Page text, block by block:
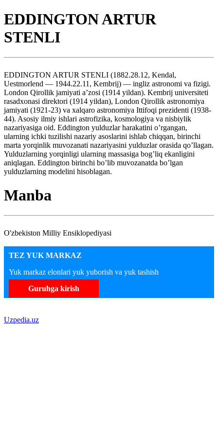
EDDINGTON ARTUR
STENLI
EDDINGTON ARTUR STENLI (1882.28.12, Kendal,
Uestmorlend — 1944.22.11, Kembrij) — ingliz astronomi va fizigi.
London Qirollik jamiyati a’zosi (1914 yildan). Kembrij universiteti
rasadxonasi direktori (1914 yildan), London Qirollik astronomiya
jamiyati (1921-23) va xalqaro astronomiya Ittifoqi prezidenti (1938-
44). Asosiy ilmiy ishlari astrofizika, kosmologiya va nisbiylik
nazariyasiga oid. Eddington yulduzlar harakatini o’rgangan,
ularning ichki tuzilishi nazariy asoslarini ishlab chiqqan, birinchi
marta yorqinlik muvozanati nazariyasini yulduzlar orasida qo’llagan.
Yulduzlarning yorqinligi ularning massasiga bog’liq ekanligini
aniqlagan. Eddington birinchi bo’lib muvozanatda bo’lgan
yulduzlarning modelini hisoblagan.
Manba
O'zbekiston Milliy Ensiklopediyasi
TEZ YUK MARKAZ
Yuk markaz elonlari yuk yuborish va yuk tashish
Guruhga kirish
Uzpedia.uz